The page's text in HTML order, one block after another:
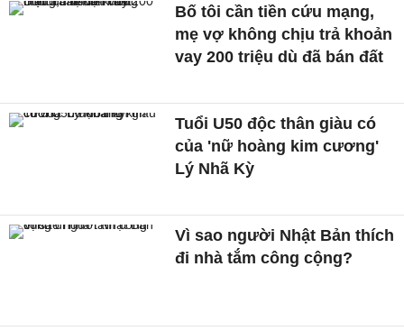
Bố tôi cần tiền cứu mạng,
mẹ vợ không chịu trả khoản
vay 200 triệu dù đã bán đất
Tuổi U50 độc thân giàu có
của 'nữ hoàng kim cương'
Lý Nhã Kỳ
Vì sao người Nhật Bản thích
đi nhà tắm công cộng?